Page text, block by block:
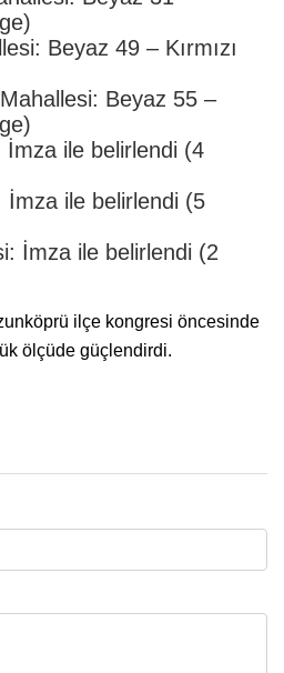
Beyaz 49 – Kırmızı
Beyaz 55 –
İmza ile belirlendi (4
İmza ile belirlendi (5
İmza ile belirlendi (2
ilçe kongresi öncesinde
ölçüde güçlendirdi.